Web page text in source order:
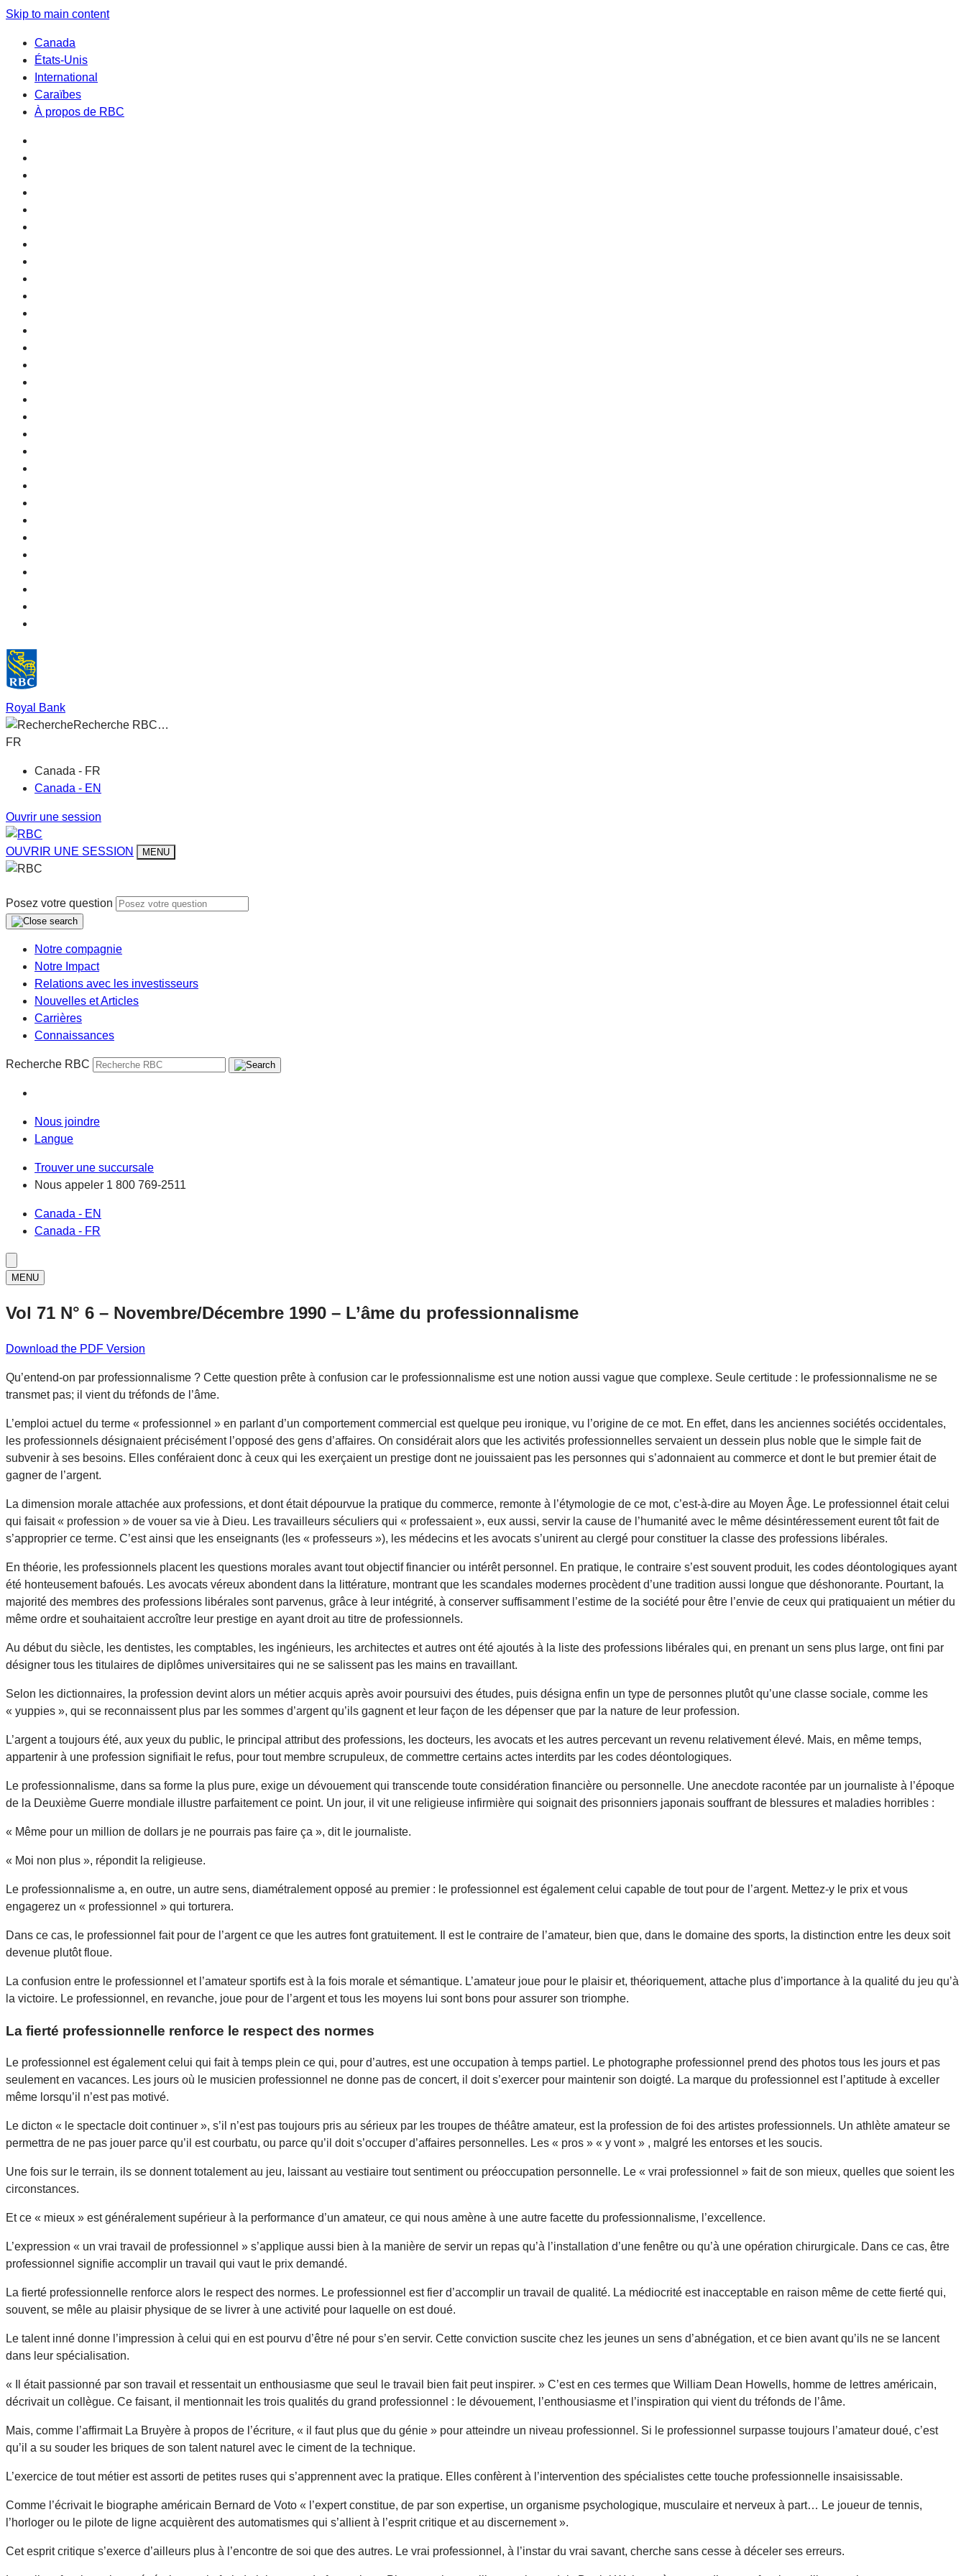
Skip to main content
Canada
États-Unis
International
Caraïbes
À propos de RBC
Royal Bank
Recherche RBC…
FR
Canada - FR
Canada - EN
Ouvrir une session
OUVRIR UNE SESSION MENU
Posez votre question
Notre compagnie
Notre Impact
Relations avec les investisseurs
Nouvelles et Articles
Carrières
Connaissances
Recherche RBC
Nous joindre
Langue
Trouver une succursale
Nous appeler 1 800 769-2511
Canada - EN
Canada - FR
MENU
Vol 71 N° 6 – Novembre/Décembre 1990 – L’âme du professionnalisme
Download the PDF Version
Qu’entend-on par professionnalisme ? Cette question prête à confusion car le professionnalisme est une notion aussi vague que complexe. Seule certitude : le professionnalisme ne se
transmet pas; il vient du tréfonds de l’âme.
L’emploi actuel du terme « professionnel » en parlant d’un comportement commercial est quelque peu ironique, vu l’origine de ce mot. En effet, dans les anciennes sociétés occidentales,
les professionnels désignaient précisément l’opposé des gens d’affaires. On considérait alors que les activités professionnelles servaient un dessein plus noble que le simple fait de
subvenir à ses besoins. Elles conféraient donc à ceux qui les exerçaient un prestige dont ne jouissaient pas les personnes qui s’adonnaient au commerce et dont le but premier était de
gagner de l’argent.
La dimension morale attachée aux professions, et dont était dépourvue la pratique du commerce, remonte à l’étymologie de ce mot, c’est-à-dire au Moyen Âge. Le professionnel était celui
qui faisait « profession » de vouer sa vie à Dieu. Les travailleurs séculiers qui « professaient », eux aussi, servir la cause de l’humanité avec le même désintéressement eurent tôt fait de
s’approprier ce terme. C’est ainsi que les enseignants (les « professeurs »), les médecins et les avocats s’unirent au clergé pour constituer la classe des professions libérales.
En théorie, les professionnels placent les questions morales avant tout objectif financier ou intérêt personnel. En pratique, le contraire s’est souvent produit, les codes déontologiques ayant
été honteusement bafoués. Les avocats véreux abondent dans la littérature, montrant que les scandales modernes procèdent d’une tradition aussi longue que déshonorante. Pourtant, la
majorité des membres des professions libérales sont parvenus, grâce à leur intégrité, à conserver suffisamment l’estime de la société pour être l’envie de ceux qui pratiquaient un métier du
même ordre et souhaitaient accroître leur prestige en ayant droit au titre de professionnels.
Au début du siècle, les dentistes, les comptables, les ingénieurs, les architectes et autres ont été ajoutés à la liste des professions libérales qui, en prenant un sens plus large, ont fini par
désigner tous les titulaires de diplômes universitaires qui ne se salissent pas les mains en travaillant.
Selon les dictionnaires, la profession devint alors un métier acquis après avoir poursuivi des études, puis désigna enfin un type de personnes plutôt qu’une classe sociale, comme les
« yuppies », qui se reconnaissent plus par les sommes d’argent qu’ils gagnent et leur façon de les dépenser que par la nature de leur profession.
L’argent a toujours été, aux yeux du public, le principal attribut des professions, les docteurs, les avocats et les autres percevant un revenu relativement élevé. Mais, en même temps,
appartenir à une profession signifiait le refus, pour tout membre scrupuleux, de commettre certains actes interdits par les codes déontologiques.
Le professionnalisme, dans sa forme la plus pure, exige un dévouement qui transcende toute considération financière ou personnelle. Une anecdote racontée par un journaliste à l’époque
de la Deuxième Guerre mondiale illustre parfaitement ce point. Un jour, il vit une religieuse infirmière qui soignait des prisonniers japonais souffrant de blessures et maladies horribles :
« Même pour un million de dollars je ne pourrais pas faire ça », dit le journaliste.
« Moi non plus », répondit la religieuse.
Le professionnalisme a, en outre, un autre sens, diamétralement opposé au premier : le professionnel est également celui capable de tout pour de l’argent. Mettez-y le prix et vous
engagerez un « professionnel » qui torturera.
Dans ce cas, le professionnel fait pour de l’argent ce que les autres font gratuitement. Il est le contraire de l’amateur, bien que, dans le domaine des sports, la distinction entre les deux soit
devenue plutôt floue.
La confusion entre le professionnel et l’amateur sportifs est à la fois morale et sémantique. L’amateur joue pour le plaisir et, théoriquement, attache plus d’importance à la qualité du jeu qu’à
la victoire. Le professionnel, en revanche, joue pour de l’argent et tous les moyens lui sont bons pour assurer son triomphe.
La fierté professionnelle renforce le respect des normes
Le professionnel est également celui qui fait à temps plein ce qui, pour d’autres, est une occupation à temps partiel. Le photographe professionnel prend des photos tous les jours et pas
seulement en vacances. Les jours où le musicien professionnel ne donne pas de concert, il doit s’exercer pour maintenir son doigté. La marque du professionnel est l’aptitude à exceller
même lorsqu’il n’est pas motivé.
Le dicton « le spectacle doit continuer », s’il n’est pas toujours pris au sérieux par les troupes de théâtre amateur, est la profession de foi des artistes professionnels. Un athlète amateur se
permettra de ne pas jouer parce qu’il est courbatu, ou parce qu’il doit s’occuper d’affaires personnelles. Les « pros » « y vont » , malgré les entorses et les soucis.
Une fois sur le terrain, ils se donnent totalement au jeu, laissant au vestiaire tout sentiment ou préoccupation personnelle. Le « vrai professionnel » fait de son mieux, quelles que soient les
circonstances.
Et ce « mieux » est généralement supérieur à la performance d’un amateur, ce qui nous amène à une autre facette du professionnalisme, l’excellence.
L’expression « un vrai travail de professionnel » s’applique aussi bien à la manière de servir un repas qu’à l’installation d’une fenêtre ou qu’à une opération chirurgicale. Dans ce cas, être
professionnel signifie accomplir un travail qui vaut le prix demandé.
La fierté professionnelle renforce alors le respect des normes. Le professionnel est fier d’accomplir un travail de qualité. La médiocrité est inacceptable en raison même de cette fierté qui,
souvent, se mêle au plaisir physique de se livrer à une activité pour laquelle on est doué.
Le talent inné donne l’impression à celui qui en est pourvu d’être né pour s’en servir. Cette conviction suscite chez les jeunes un sens d’abnégation, et ce bien avant qu’ils ne se lancent
dans leur spécialisation.
« Il était passionné par son travail et ressentait un enthousiasme que seul le travail bien fait peut inspirer. » C’est en ces termes que William Dean Howells, homme de lettres américain,
décrivait un collègue. Ce faisant, il mentionnait les trois qualités du grand professionnel : le dévouement, l’enthousiasme et l’inspiration qui vient du tréfonds de l’âme.
Mais, comme l’affirmait La Bruyère à propos de l’écriture, « il faut plus que du génie » pour atteindre un niveau professionnel. Si le professionnel surpasse toujours l’amateur doué, c’est
qu’il a su souder les briques de son talent naturel avec le ciment de la technique.
L’exercice de tout métier est assorti de petites ruses qui s’apprennent avec la pratique. Elles confèrent à l’intervention des spécialistes cette touche professionnelle insaisissable.
Comme l’écrivait le biographe américain Bernard de Voto « l’expert constitue, de par son expertise, un organisme psychologique, musculaire et nerveux à part… Le joueur de tennis,
l’horloger ou le pilote de ligne acquièrent des automatismes qui s’allient à l’esprit critique et au discernement ».
Cet esprit critique s’exerce d’ailleurs plus à l’encontre de soi que des autres. Le vrai professionnel, à l’instar du vrai savant, cherche sans cesse à déceler ses erreurs.